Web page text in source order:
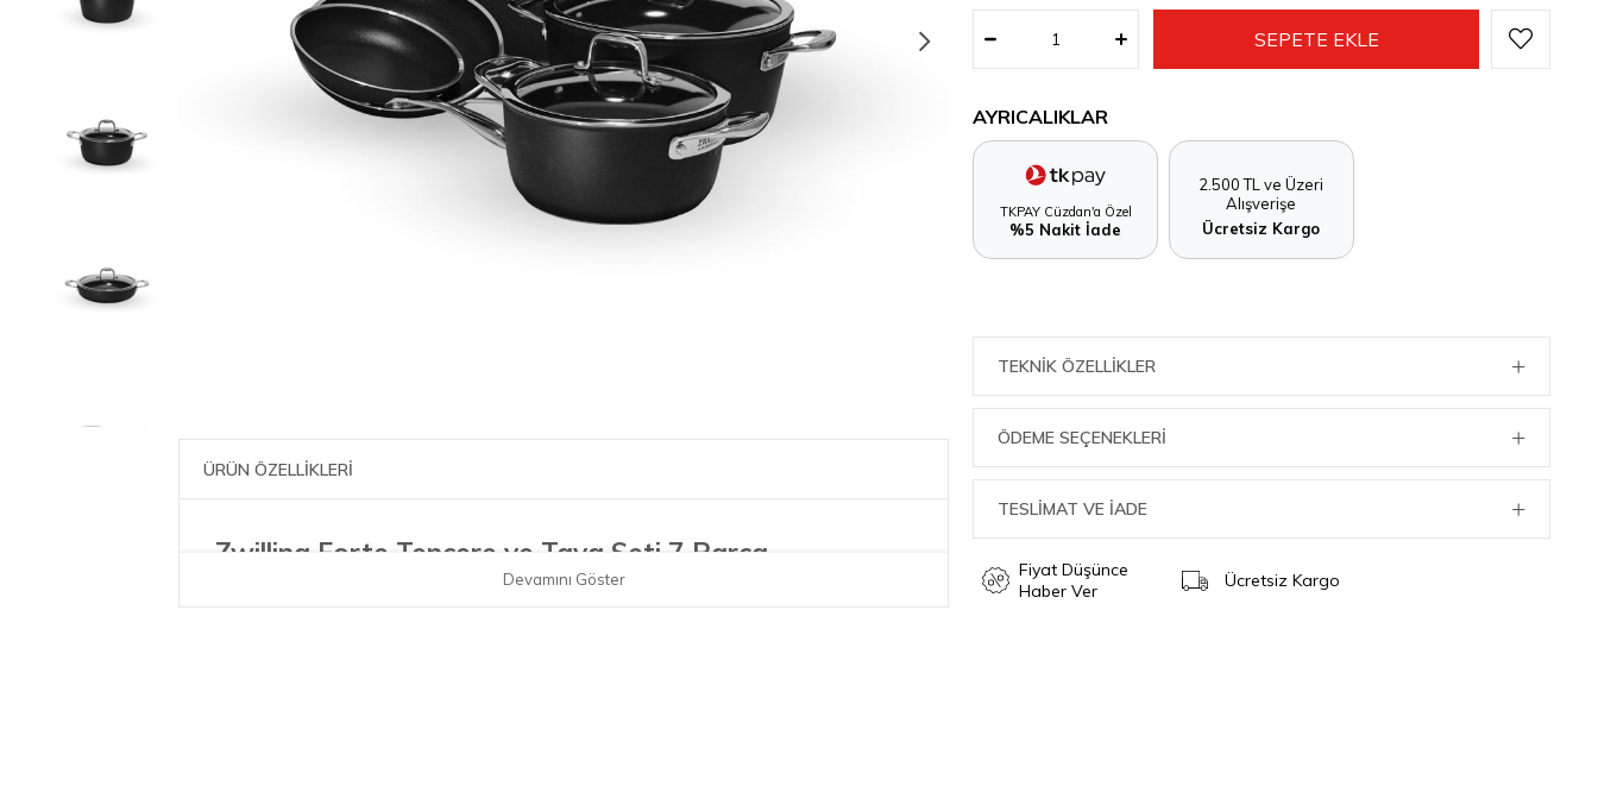
ÜRÜN ÖZELLİKLERİ
Zwilling Forte Tencere ve Tava Seti 7 Parça
Devamını Göster
AYRICALIKLAR
TKPAY Cüzdan'a Özel
%5 Nakit İade
2.500 TL ve Üzeri
Alışverişe
Ücretsiz Kargo
TEKNIK ÖZELLIKLER
ÖDEME SEÇENEKLERI
TESLİMAT VE İADE
Fiyat Düşünce
Haber Ver
Ücretsiz Kargo